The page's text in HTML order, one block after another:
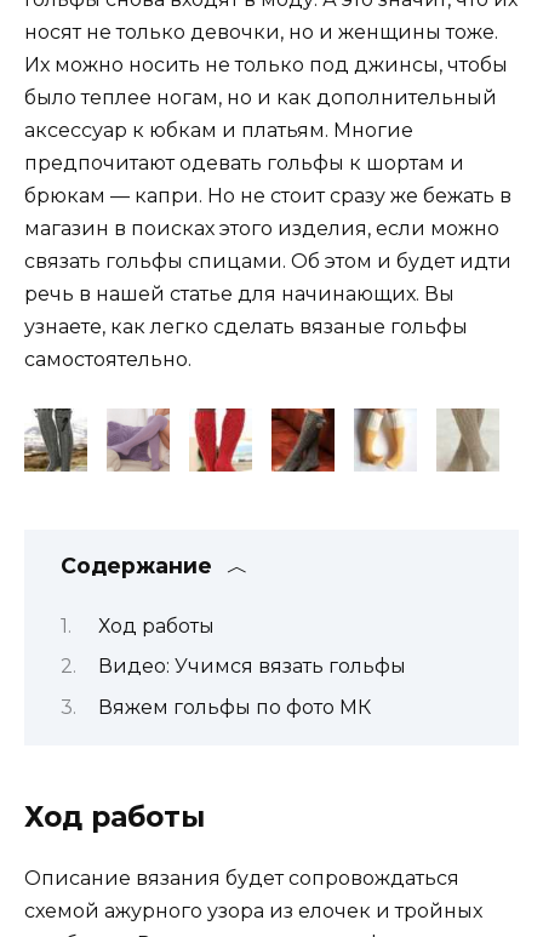
носят не только девочки, но и женщины тоже.
Их можно носить не только под джинсы, чтобы
было теплее ногам, но и как дополнительный
аксессуар к юбкам и платьям. Многие
предпочитают одевать гольфы к шортам и
брюкам — капри. Но не стоит сразу же бежать в
магазин в поисках этого изделия, если можно
связать гольфы спицами. Об этом и будет идти
речь в нашей статье для начинающих. Вы
узнаете, как легко сделать вязаные гольфы
самостоятельно.
Содержание
Ход работы
Видео: Учимся вязать гольфы
Вяжем гольфы по фото МК
Ход работы
Описание вязания будет сопровождаться
схемой ажурного узора из елочек и тройных